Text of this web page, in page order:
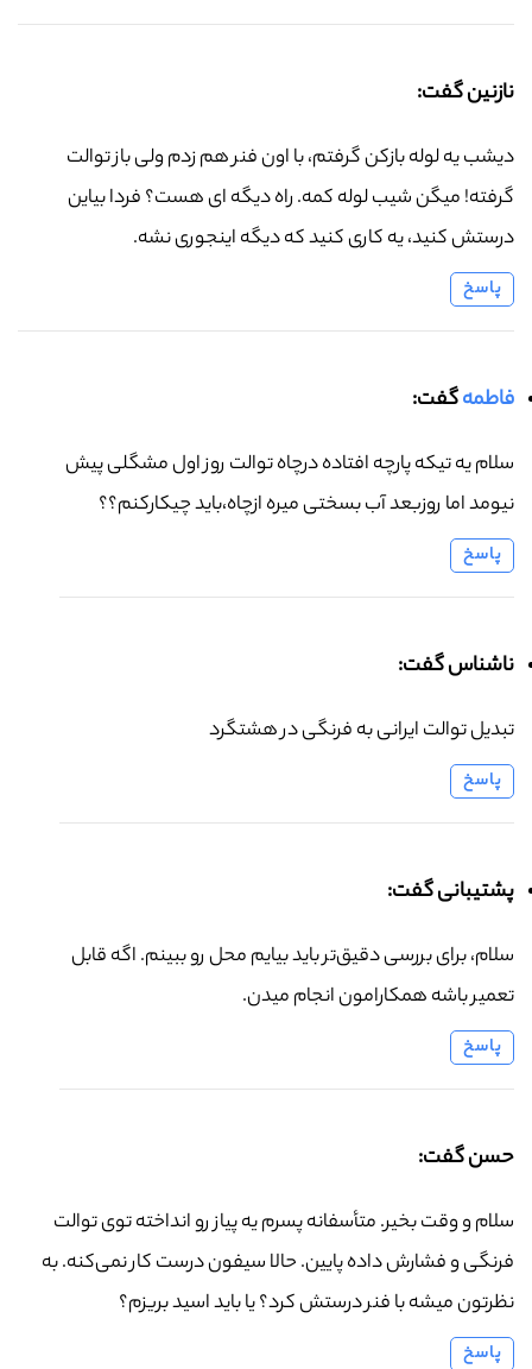
نازنین گفت:
دیشب یه لوله بازکن گرفتم، با اون فنر هم زدم ولی باز توالت
گرفته! میگن شیب لوله کمه. راه دیگه ای هست؟ فردا بیاین
درستش کنید، یه کاری کنید که دیگه اینجوری نشه.
پاسخ
فاطمهگفت:
سلام یه تیکه پارچه افتاده درچاه توالت روز اول مشگلی پیش
نیومد اما روزبعد آب بسختی میره ازچاه،باید چیکارکنم؟؟
پاسخ
ناشناس گفت:
تبدیل توالت ایرانی به فرنگی در هشتگرد
پاسخ
پشتیبانی گفت:
سلام، برای بررسی دقیق‌تر باید بیایم محل رو ببینم. اگه قابل
تعمیر باشه همکارامون انجام میدن.
پاسخ
حسن گفت:
سلام و وقت بخیر. متأسفانه پسرم یه پیاز رو انداخته توی توالت
فرنگی و فشارش داده پایین. حالا سیفون درست کار نمی‌کنه. به
نظرتون میشه با فنر درستش کرد؟ یا باید اسید بریزم؟
پاسخ